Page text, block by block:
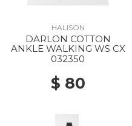
HALISON
DARLON COTTON
ANKLE WALKING WS CX
032350
$ 80